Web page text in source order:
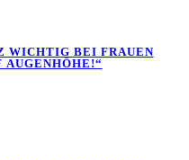
WICHTIG BEI FRAUEN
AUGENHÖHE!“